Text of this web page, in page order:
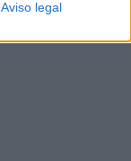
Aviso legal